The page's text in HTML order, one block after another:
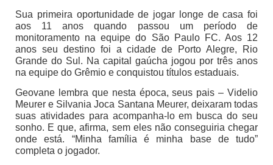
Sua primeira oportunidade de jogar longe de casa foi
aos 11 anos quando passou um período de
monitoramento na equipe do São Paulo FC. Aos 12
anos seu destino foi a cidade de Porto Alegre, Rio
Grande do Sul. Na capital gaúcha jogou por três anos
na equipe do Grêmio e conquistou títulos estaduais.
Geovane lembra que nesta época, seus pais – Videlio
Meurer e Silvania Joca Santana Meurer, deixaram todas
suas atividades para acompanha-lo em busca do seu
sonho. E que, afirma, sem eles não conseguiria chegar
onde está. “Minha família é minha base de tudo”
completa o jogador.